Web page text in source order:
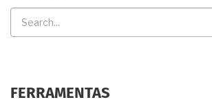
FERRAMENTAS